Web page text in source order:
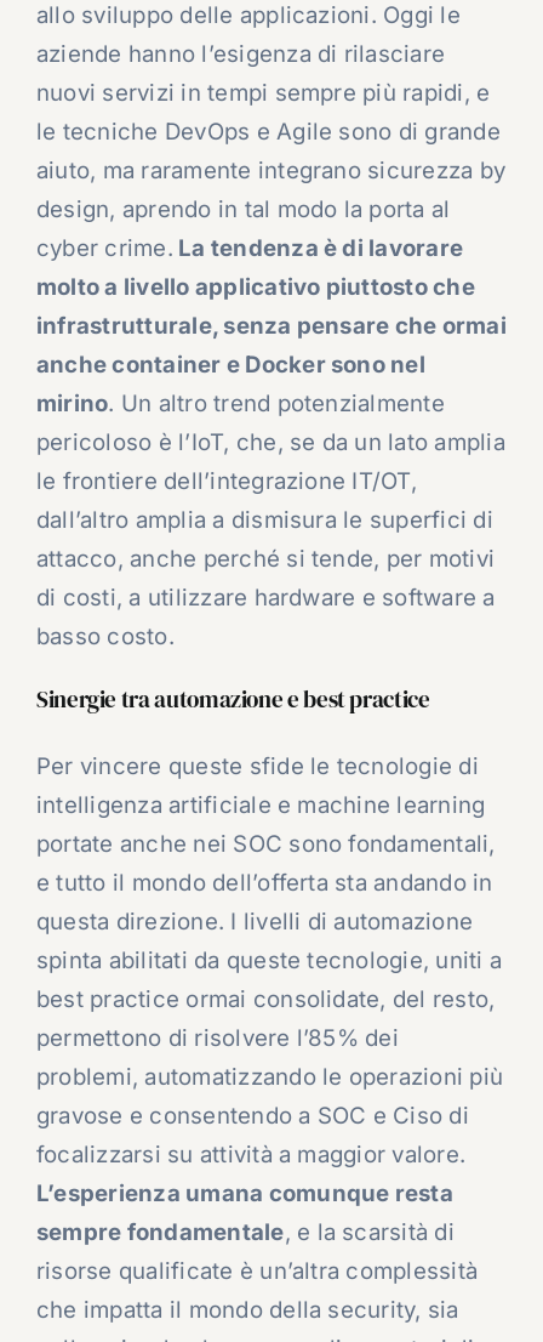
allo sviluppo delle applicazioni. Oggi le
aziende hanno l’esigenza di rilasciare
nuovi servizi in tempi sempre più rapidi, e
le tecniche DevOps e Agile sono di grande
aiuto, ma raramente integrano sicurezza by
design, aprendo in tal modo la porta al
cyber crime. La tendenza è di lavorare
molto a livello applicativo piuttosto che
infrastrutturale, senza pensare che ormai
anche container e Docker sono nel
mirino. Un altro trend potenzialmente
pericoloso è l’IoT, che, se da un lato amplia
le frontiere dell’integrazione IT/OT,
dall’altro amplia a dismisura le superfici di
attacco, anche perché si tende, per motivi
di costi, a utilizzare hardware e software a
basso costo.
Sinergie tra automazione e best practice
Per vincere queste sfide le tecnologie di
intelligenza artificiale e machine learning
portate anche nei SOC sono fondamentali,
e tutto il mondo dell’offerta sta andando in
questa direzione. I livelli di automazione
spinta abilitati da queste tecnologie, uniti a
best practice ormai consolidate, del resto,
permettono di risolvere l’85% dei
problemi, automatizzando le operazioni più
gravose e consentendo a SOC e Ciso di
focalizzarsi su attività a maggior valore.
L’esperienza umana comunque resta
sempre fondamentale, e la scarsità di
risorse qualificate è un’altra complessità
che impatta il mondo della security, sia